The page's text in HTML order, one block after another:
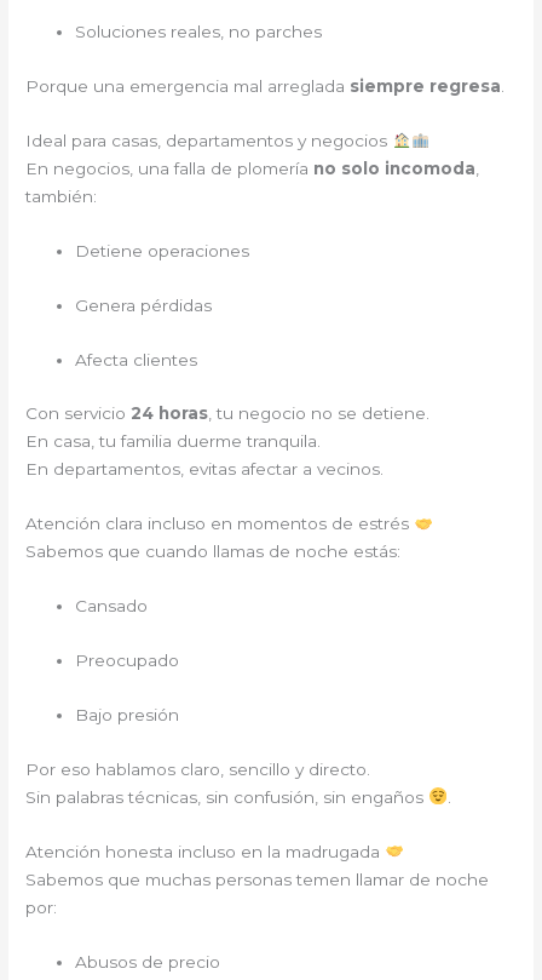
Soluciones reales, no parches
Porque una emergencia mal arreglada siempre regresa
Ideal para casas, departamentos y negocios
En negocios, una falla de plomería no solo incomoda
también:
Detiene operaciones
Genera pérdidas
Afecta clientes
Con servicio 24 horas, tu negocio no se detiene.
En casa, tu familia duerme tranquila.
En departamentos, evitas afectar a vecinos.
Atención clara incluso en momentos de estrés
Sabemos que cuando llamas de noche estás:
Cansado
Preocupado
Bajo presión
Por eso hablamos claro, sencillo y directo.
Sin palabras técnicas, sin confusión, sin engaños
Atención honesta incluso en la madrugada
Sabemos que muchas personas temen llamar de noche
por:
Abusos de precio